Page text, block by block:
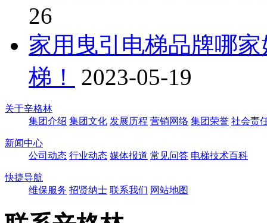
26
家用曳引电梯品牌哪
梯！
2023-05-19
关于辛格林
集团介绍 集团文化 发展历程 营销网络 集团荣誉 社会责
新闻中心
公司动态 行业动态 媒体报道 常见问答 电梯技术百科
快捷导航
维保服务 招贤纳士 联系我们 网站地图